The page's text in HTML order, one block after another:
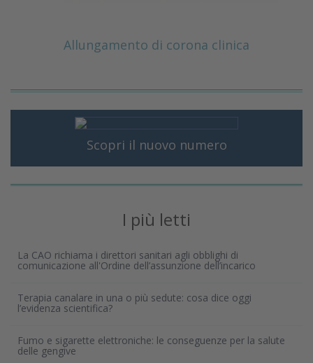
Allungamento di corona clinica
Scopri il nuovo numero
I più letti
La CAO richiama i direttori sanitari agli obblighi di
comunicazione all'Ordine dell’assunzione dell’incarico
Terapia canalare in una o più sedute: cosa dice oggi
l’evidenza scientifica?
Fumo e sigarette elettroniche: le conseguenze per la salute
delle gengive